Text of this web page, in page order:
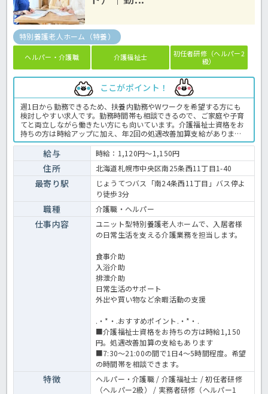
特別養護老人ホーム（特養）
ヘルパー・介護職 介護福祉士
初任者研修（ヘルパー2
級）
ここがポイント！
週1日から勤務できるため、扶養内勤務やWワークを希望する方にも
検討しやすい求人です。勤務時間帯も相談できるので、ご家庭や子育
てと両立しながら働きたい方にも向いています。介護福祉士資格をお
持ちの方は時給アップに加え、年2回の処遇改善加算支給がありま
す。「まずは職場の雰囲気を見てから応募したい」という方も歓迎し
ています。勤務日数や時間帯についても相談できますので、少しでも
興味をお持ちの方はお気軽にお問い合わせください。介護職員の業務
全般です。〈介護職員 パート 特別養護老人ホームの求人〉
給与 時給：1,120円～1,150円
住所 北海道札幌市中央区南25条西11丁目1-40
最寄り駅
じょうてつバス「南24条西11丁目」バス停よ
り徒歩3分
職種 介護職・ヘルパー
仕事内容
ユニット型特別養護老人ホームで、入居者様
の日常生活を支える介護業務を担当します。
食事介助
入浴介助
排泄介助
日常生活のサポート
外出や買い物など余暇活動の支援
.・*・.おすすめポイント.・*・.
■介護福祉士資格をお持ちの方は時給1,150
円。処遇改善加算の支給もあります
■7:30～21:00の間で1日4～5時間程度。希望
の時間帯を相談できます。
特徴
ヘルパー・介護職 / 介護福祉士 / 初任者研修
（ヘルパー2級） / 実務者研修（ヘルパー1